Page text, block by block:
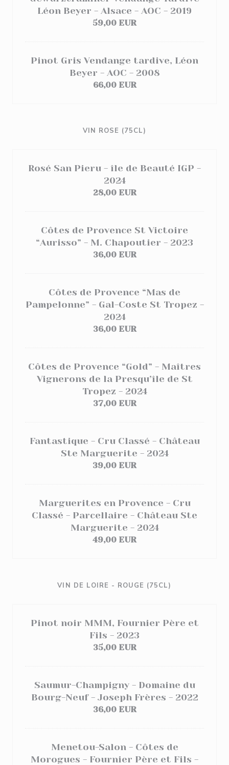
Léon Beyer - Alsace - AOC - 2019
59,00 EUR
Pinot Gris Vendange tardive, Léon
Beyer - AOC - 2008
66,00 EUR
VIN ROSE (75CL)
Rosé San Pieru - île de Beauté IGP -
2024
28,00 EUR
Côtes de Provence St Victoire
“Aurisso” - M. Chapoutier - 2023
36,00 EUR
Côtes de Provence “Mas de
Pampelonne” - Gal-Coste St Tropez -
2024
36,00 EUR
Côtes de Provence “Gold” - Maîtres
Vignerons de la Presqu’île de St
Tropez - 2024
37,00 EUR
Fantastique - Cru Classé - Château
Ste Marguerite - 2024
39,00 EUR
Marguerites en Provence - Cru
Classé - Parcellaire - Château Ste
Marguerite - 2024
49,00 EUR
VIN DE LOIRE - ROUGE (75CL)
Pinot noir MMM, Fournier Père et
Fils - 2023
35,00 EUR
Saumur-Champigny - Domaine du
Bourg-Neuf - Joseph Frères - 2022
36,00 EUR
Menetou-Salon - Côtes de
Morogues - Fournier Père et Fils -